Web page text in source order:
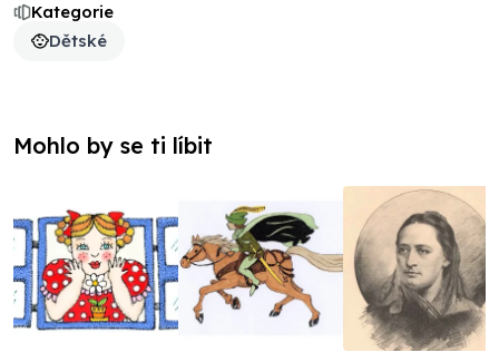
Kategorie
Dětské
Mohlo by se ti líbit